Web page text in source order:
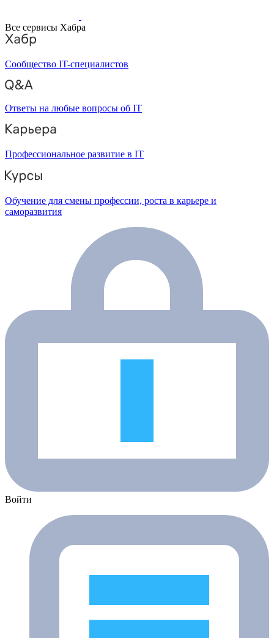
Все сервисы Хабра
Сообщество IT-специалистов
Ответы на любые вопросы об IT
Профессиональное развитие в IT
Обучение для смены профессии, роста в карьере и
саморазвития
Войти